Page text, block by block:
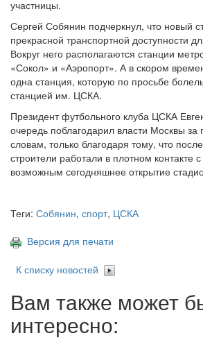
участницы.
Сергей Собянин подчеркнул, что новый
прекрасной транспортной доступности
Вокруг него располагаются станции
«Сокол» и «Аэропорт». А в скором
одна станция, которую по просьбе
станцией им. ЦСКА.
Президент футбольного клуба ЦСКА
очередь поблагодарил власти Москвы
словам, только благодаря тому, что
строители работали в плотном контакте
возможным сегодняшнее открытие
Теги: Собянин, спорт, ЦСКА
Версия для печати
К списку новостей
Вам также может
интересно: